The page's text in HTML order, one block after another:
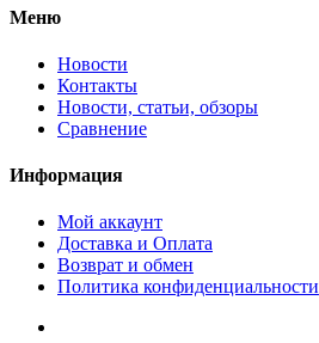
Меню
Новости
Контакты
Новости, статьи, обзоры
Сравнение
Информация
Мой аккаунт
Доставка и Оплата
Возврат и обмен
Политика конфиденциальности